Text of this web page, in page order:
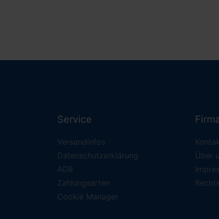
Service
Versandinfos
Datenschutzerklärung
AGB
Zahlungsarten
Cookie Manager
Über